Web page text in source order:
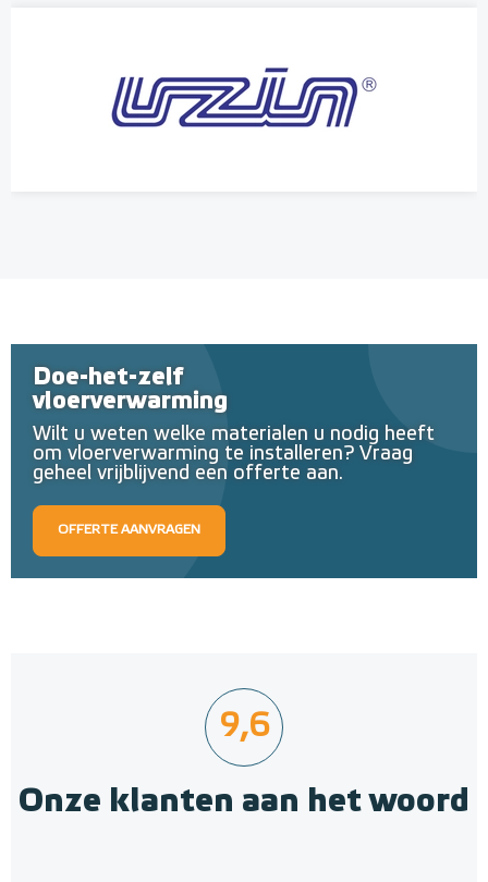
Doe-het-zelf
vloerverwarming
Wilt u weten welke materialen u nodig heeft
om vloerverwarming te installeren? Vraag
geheel vrijblijvend een offerte aan.
OFFERTE AANVRAGEN
9,6
Onze klanten aan het woord